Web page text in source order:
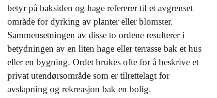
betyr på baksiden og hage refererer til et avgrenset
område for dyrking av planter eller blomster.
Sammensetningen av disse to ordene resulterer i
betydningen av en liten hage eller terrasse bak et hus
eller en bygning. Ordet brukes ofte for å beskrive et
privat utendørsområde som er tilrettelagt for
avslapning og rekreasjon bak en bolig.